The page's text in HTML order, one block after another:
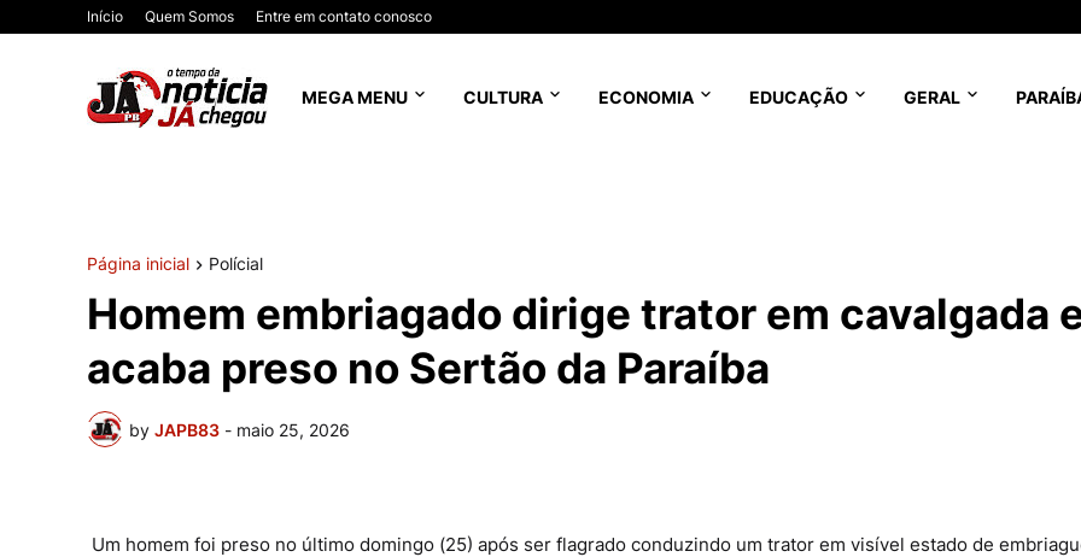
Início Quem Somos Entre em contato conosco
MEGA MENU CULTURA ECONOMIA EDUCAÇÃO GERAL
Página inicial Polícial
Homem embriagado dirige trator em cavalgada
acaba preso no Sertão da Paraíba
by JAPB83 - maio 25, 2026
Um homem foi preso no último domingo (25) após ser flagrado conduzindo um trator em visível estado de